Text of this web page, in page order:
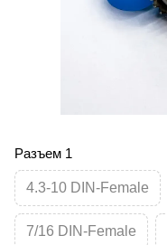
Разъем 1
4.3-10 DIN-Female
7/16 DIN-Female